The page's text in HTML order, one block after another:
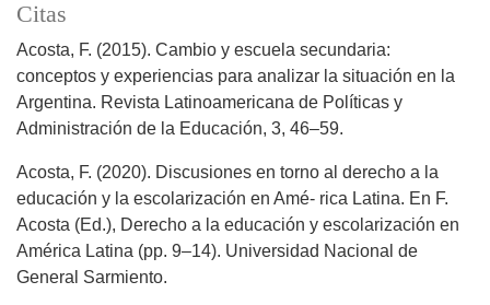
Citas
Acosta, F. (2015). Cambio y escuela secundaria:
conceptos y experiencias para analizar la situación en la
Argentina. Revista Latinoamericana de Políticas y
Administración de la Educación, 3, 46–59.
Acosta, F. (2020). Discusiones en torno al derecho a la
educación y la escolarización en Amé- rica Latina. En F.
Acosta (Ed.), Derecho a la educación y escolarización en
América Latina (pp. 9–14). Universidad Nacional de
General Sarmiento.